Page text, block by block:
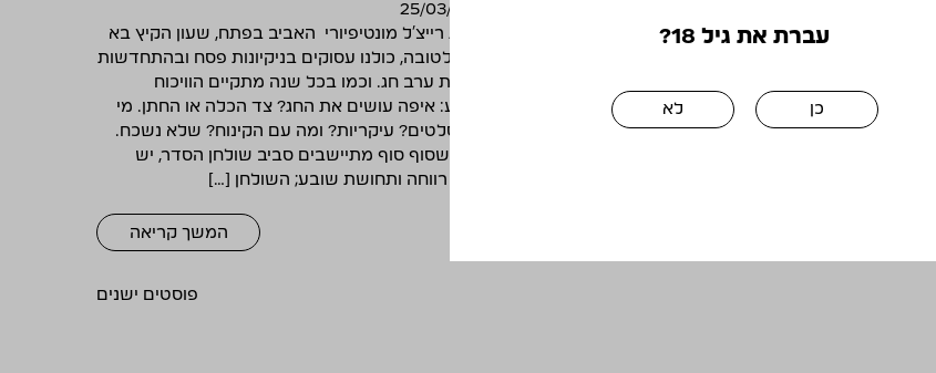
עברת את גיל 18?
כן לא
מאת: רייצ'ל מונטיפיורי בכל שנה לקראת יום
פה – בארץ ישראל תמיד – מאז ומעולם. הפעולה של
ייצור ושתיית יין מהווה חלק מהשורשים שלנו עוד
25/03/2025
מאת רייצ'ל מונטיפיורי האביב בפתח, שעון הקיץ בא
עלינו לטובה, כולנו עסוקים בניקיונות פסח ובהתחדשות
לקראת ערב חג. וכמו בכל שנה מתקיים הוויכוח
הקבוע: איפה עושים את החג? צד הכלה או החתן. מי
מכין סלטים? עיקריות? ומה עם הקינוח? שלא נשכח.
ברגע שסוף סוף מתיישבים סביב שולחן הסדר, יש
אנחת רווחה ותחושת שובע; השולחן […]
המשך קריאה
ניווט
פוסטים ישנים